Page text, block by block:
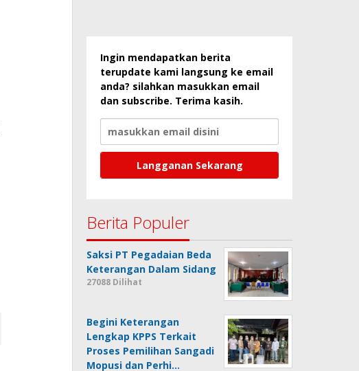
Ingin mendapatkan berita
terupdate kami langsung ke email
anda? silahkan masukkan email
dan subscribe. Terima kasih.
Berita Populer
Saksi PT Pegadaian Beda
Keterangan Dalam Sidang
27088 Dilihat
Begini Keterangan
Lengkap KPPS Terkait
Proses Pemilihan Sangadi
Mopusi dan Perhi…